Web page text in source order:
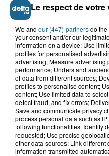
9h57
Procession mariale
5 août 2026
Visite
Philippe
5 août 2026
Un feu
5 août 2026
THE LOFF
Le respect de
We and our (447) partnersdo
your consent and/or our
information on a device; Use
profiles for personalised
advertising; Measure advertising
performance; Understand
of data from different sources;
profiles to personalise content;
content; Use limited data to
detect fraud, and fix errors;
Save and communicate privacy
process personal data such as
following functionalities: Identify
requested; Use precise
other data sources; Link
information transmitted